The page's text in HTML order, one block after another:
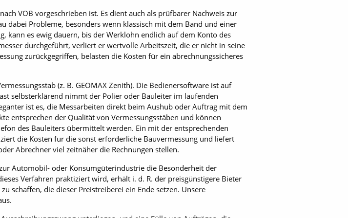
VOB vorgeschrieben ist. Es dient auch als prüfbarer Nachweis zur
dabei Probleme, besonders wenn klassisch mit dem Band und einer
kann es ewig dauern, bis der Werklohn endlich auf dem Konto des
durchgeführt, verliert er wertvolle Arbeitszeit, die er nicht in seine
zurückgegriffen, belasten die Kosten für ein abrechnungssicheres
(z. B. GEOMAX Zenith). Die Bedienersoftware ist auf
selbsterklärend nimmt der Polier oder Bauleiter im laufenden
ist es, die Messarbeiten direkt beim Aushub oder Auftrag mit dem
entsprechen der Qualität von Vermessungsstäben und können
des Bauleiters übermittelt werden. Ein mit der entsprechenden
die Kosten für die sonst erforderliche Bauvermessung und liefert
Abrechner viel zeitnäher die Rechnungen stellen.
Automobil- oder Konsumgüterindustrie die Besonderheit der
Verfahren praktiziert wird, erhält i. d. R. der preisgünstigere Bieter
schaffen, die dieser Preistreiberei ein Ende setzen. Unsere